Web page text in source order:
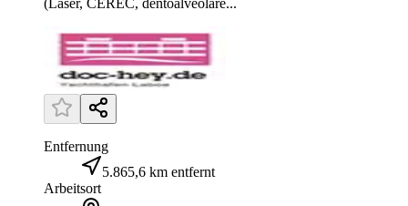
Entfernung
5.865,6 km entfernt
Arbeitsort